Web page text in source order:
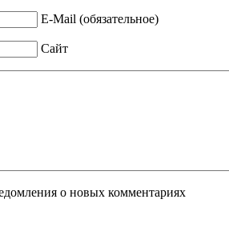
E-Mail (обязательное)
Сайт
о новых комментариях